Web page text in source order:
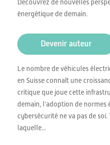
Découvrez de nouvelles
énergétique de demain.
Devenir auteur
Le nombre de véhicules
en Suisse connaît une
critique que joue cette
demain, l’adoption de normes
cybersécurité ne va pas de
laquelle...